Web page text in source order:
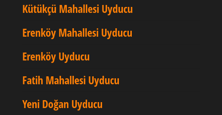
Kütükçü Mahallesi Uyducu
Erenköy Mahallesi Uyducu
Erenköy Uyducu
Fatih Mahallesi Uyducu
Yeni Doğan Uyducu